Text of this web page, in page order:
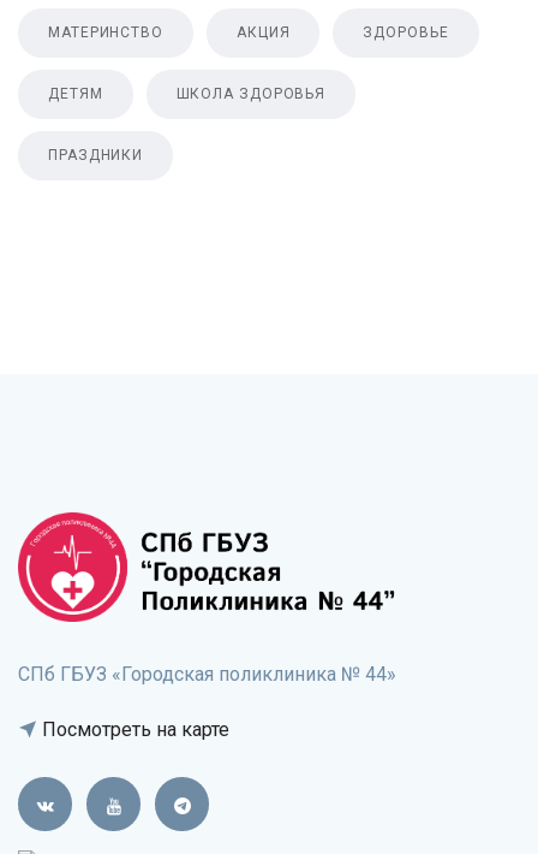
МАТЕРИНСТВО АКЦИЯ ЗДОРОВЬЕ
ДЕТЯМ ШКОЛА ЗДОРОВЬЯ
ПРАЗДНИКИ
СПб ГБУЗ «Городская поликлиника № 44»
Посмотреть на карте